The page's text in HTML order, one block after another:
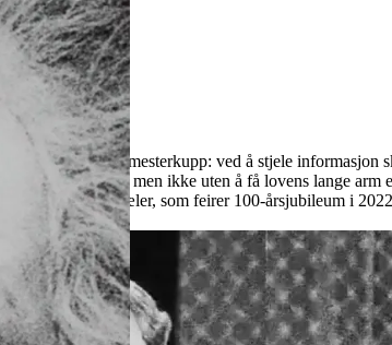
sitt seneste mesterkupp: ved å stjele
men ikke uten å få lovens lange
største milepæler, som feirer 100-årsjubileum i